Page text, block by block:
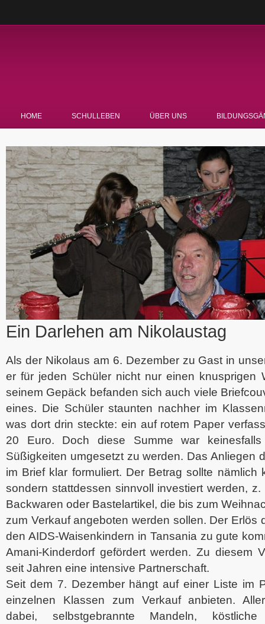
HOME SCHULLEBEN ÜBER UNS
Ein Darlehen am Nikolaustag
Als der Nikolaus am 6. Dezember zu Gast in
er für jeden Schüler nicht nur einen knusprigen
seinem Gepäck befanden sich auch viele
eines. Die Schüler staunten nachher im
was dort drin steckte: ein auf rotem Paper
20 Euro. Doch diese Summe war
Süßigkeiten umgesetzt zu werden. Das Anliegen
im Brief klar formuliert. Der Betrag sollte nämlich
sondern stattdessen sinnvoll investiert werden,
Backwaren oder Bastelartikel, die bis zum
zum Verkauf angeboten werden sollen. Der Erlös
den AIDS-Waisenkindern in Tansania zu gute
Amani-Kinderdorf gefördert werden. Zu diesem
seit Jahren eine intensive Partnerschaft.
Seit dem 7. Dezember hängt auf einer Liste im
einzelnen Klassen zum Verkauf anbieten.
dabei, selbstgebrannte Mandeln,